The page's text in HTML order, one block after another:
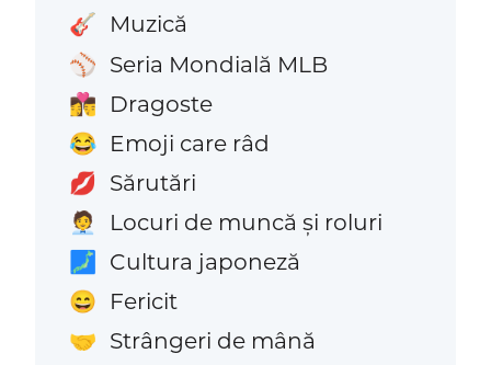
🎸 Muzică
⚾ Seria Mondială MLB
👩‍❤️‍💋‍👨 Dragoste
😂 Emoji care râd
💋 Sărutări
🧑‍💼 Locuri de muncă și roluri
🗾 Cultura japoneză
😄 Fericit
🤝 Strângeri de mână